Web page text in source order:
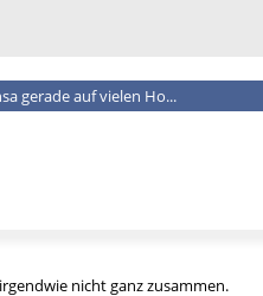
gerade auf vielen Ho...
nicht ganz zusammen.